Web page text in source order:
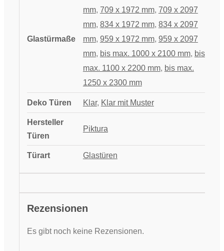
Glastürmaße
mm, 709 x 1972 mm, 709 x 2097
mm, 834 x 1972 mm, 834 x 2097
mm, 959 x 1972 mm, 959 x 2097
mm, bis max. 1000 x 2100 mm, bis
max. 1100 x 2200 mm, bis max.
1250 x 2300 mm
Deko Türen Klar, Klar mit Muster
Hersteller
Türen
Piktura
Türart Glastüren
Rezensionen
Es gibt noch keine Rezensionen.